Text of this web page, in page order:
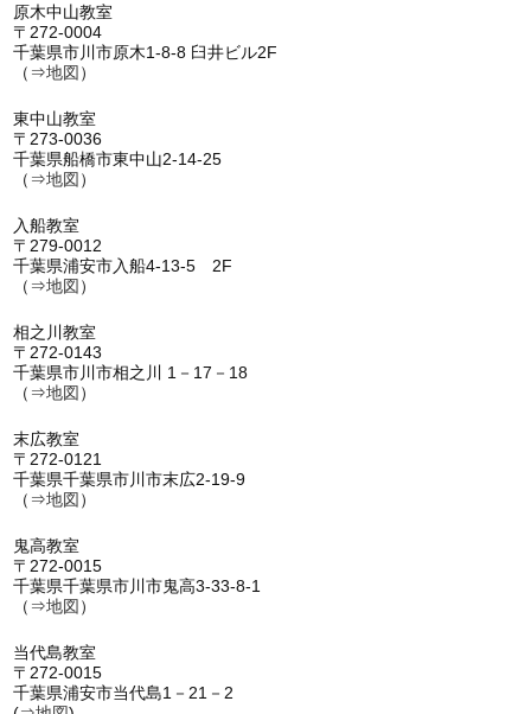
原木中山教室
〒272-0004
千葉県市川市原木1-8-8 臼井ビル2F
（⇒地図 ）
東中山教室
〒273-0036
千葉県船橋市東中山2-14-25
（⇒地図 ）
入船教室
〒279-0012
千葉県浦安市入船4-13-5 2F
（⇒地図 ）
相之川教室
〒272-0143
千葉県市川市相之川 1－17－18
（⇒地図 ）
末広教室
〒272-0121
千葉県千葉県市川市末広2-19-9
（⇒地図 ）
鬼高教室
〒272-0015
千葉県千葉県市川市鬼高3-33-8-1
（⇒地図 ）
当代島教室
〒272-0015
千葉県浦安市当代島1－21－2